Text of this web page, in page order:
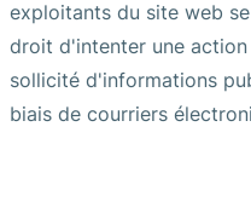
exploitants du site web
droit d'intenter une
sollicité d'informations
biais de courriers